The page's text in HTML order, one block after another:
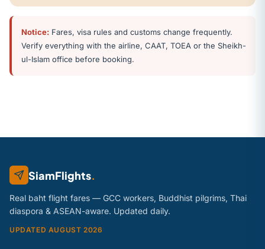
Notice: Fares, visa rules and customs change frequently.
Verify everything with the airline, CAAT, TOEA or the Sheikh-
ul-Islam office before booking.
SiamFlights.
Real baht flight fares — GCC workers, Buddhist pilgrims, Thai
diaspora & ASEAN-aware. Updated daily.
UPDATED AUGUST 2026